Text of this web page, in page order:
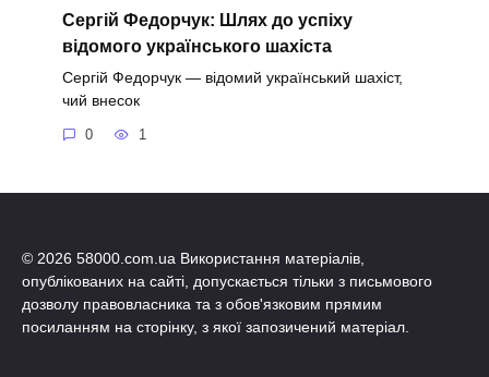
Сергій Федорчук: Шлях до успіху
відомого українського шахіста
Сергій Федорчук — відомий український шахіст,
чий внесок
0 1
© 2026 58000.com.ua Використання матеріалів,
опублікованих на сайті, допускається тільки з письмового
дозволу правовласника та з обов'язковим прямим
посиланням на сторінку, з якої запозичений матеріал.